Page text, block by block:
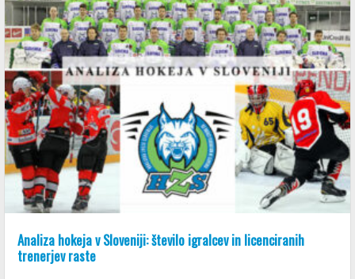
Analiza hokeja v Sloveniji: število igralcev in licenciranih
trenerjev raste